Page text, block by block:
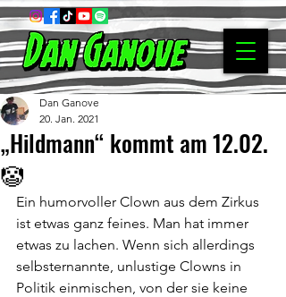
„Hildmann“ kommt am 12.02.
🤡
Dan Ganove
20. Jan. 2021
Ein humorvoller Clown aus dem Zirkus
ist etwas ganz feines. Man hat immer
etwas zu lachen. Wenn sich allerdings
selbsternannte, unlustige Clowns in
Politik einmischen, von der sie keine